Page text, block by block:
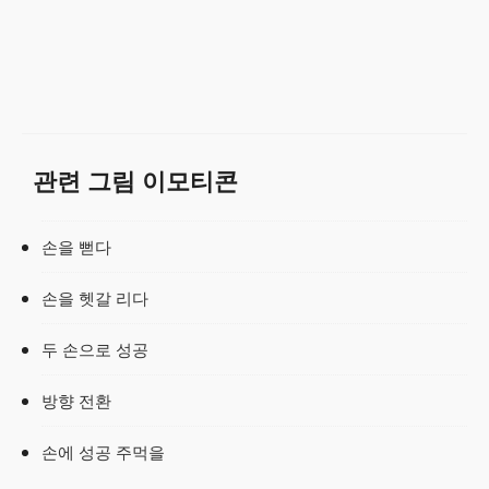
관련 그림 이모티콘
손을 뻗다
손을 헷갈 리다
두 손으로 성공
방향 전환
손에 성공 주먹을